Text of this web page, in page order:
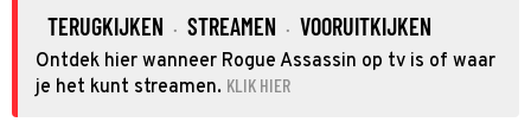
TERUGKIJKEN · STREAMEN · VOORUITKIJKEN
Ontdek hier wanneer Rogue Assassin op tv is of waar
je het kunt streamen. KLIK HIER